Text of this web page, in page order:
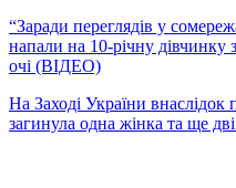
“Заради переглядів у
напали на 10-річну дівчинку
очі (ВІДЕО)
На Заході України внаслідок
загинула одна жінка та ще